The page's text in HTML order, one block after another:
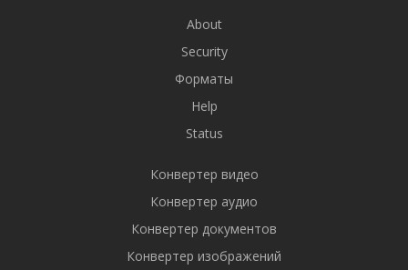
About
Security
Форматы
Help
Status
Конвертер видео
Конвертер аудио
Конвертер документов
Конвертер изображений